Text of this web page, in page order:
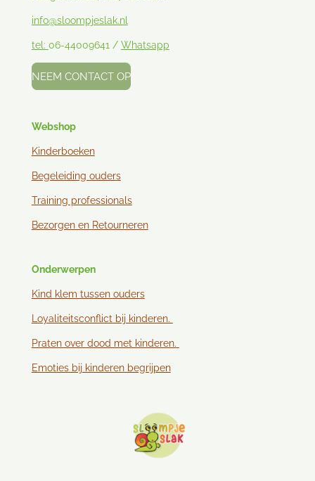
info@sloompjeslak.nl
tel: 06-44009641 / Whatsapp
NEEM CONTACT OP
Webshop
Kinderboeken
Begeleiding ouders
Training professionals
Bezorgen en Retourneren
Onderwerpen
Kind klem tussen ouders
Loyaliteitsconflict bij kinderen.
Praten over dood met kinderen.
Emoties bij kinderen begrijpen